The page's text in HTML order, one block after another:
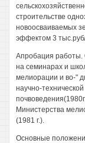
строительстве
новоосваиваемых
эффектом 3
Апробация работы.
на семинарах и
мелиорации и во-"
научно-
Министерства
(1981 г.).
Основные